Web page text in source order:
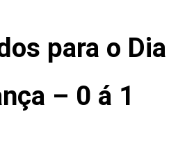
para o Dia
– 0 á 1